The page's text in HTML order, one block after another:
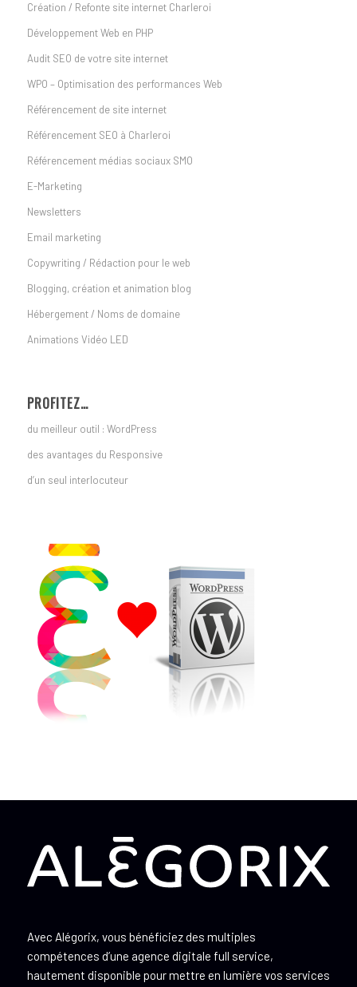
Création / Refonte site internet Charleroi
Développement Web en PHP
Audit SEO de votre site internet
WPO – Optimisation des performances Web
Référencement de site internet
Référencement SEO à Charleroi
Référencement médias sociaux SMO
E-Marketing
Newsletters
Email marketing
Copywriting / Rédaction pour le web
Blogging, création et animation blog
Hébergement / Noms de domaine
Animations Vidéo LED
PROFITEZ…
du meilleur outil : WordPress
des avantages du Responsive
d’un seul interlocuteur
Avec Alégorix, vous bénéficiez des multiples
compétences d’une agence digitale full service,
hautement disponible pour mettre en lumière vos services